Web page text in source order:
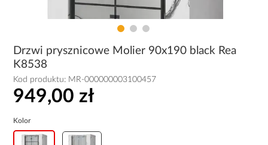
Drzwi prysznicowe Molier 90x190 black Rea
K8538
Kod produktu: MR-000000003100457
949,00 zł
Kolor